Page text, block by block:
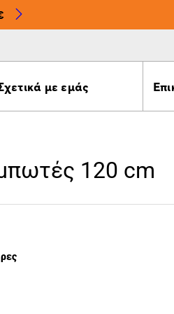
με εμάς
120 cm